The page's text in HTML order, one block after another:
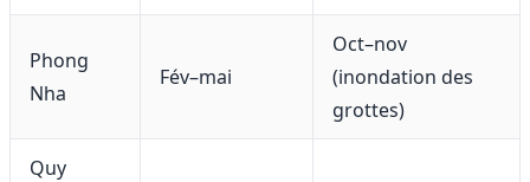
Phong
Nha
Fév–mai
Oct–nov
(inondation des
grottes)
Quy